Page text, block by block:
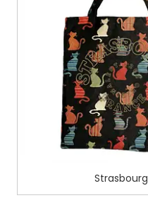
Strasbourg